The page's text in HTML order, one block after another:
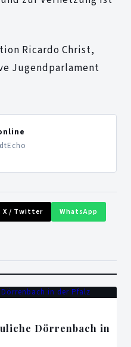
Ricardo Christ,
Jugendparlament
X / Twitter WhatsApp
Dörrenbach in